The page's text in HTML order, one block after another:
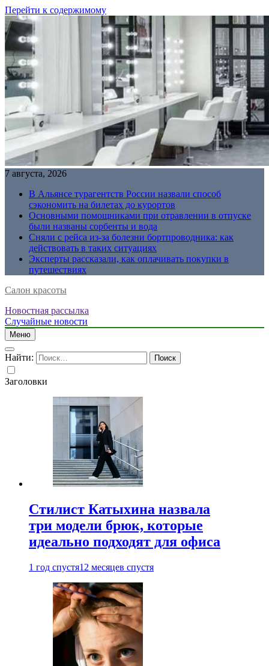
Перейти к содержимому
7 августа, 2026
В Альянсе турагентств России назвали способ
сэкономить на билетах до курортов
Основными помощниками при отравлении в отпуске
были названы сорбенты и вода
Сняли с рейса из-за болезни бортпроводника: как
действовать в таких ситуациях
Эксперты рассказали, как оплачивать покупки в
путешествиях
Салон красоты
Новостная рассылка
Случайные новости
Меню
Найти:
Заголовки
Стилист Катыхина назвала
три модели брюк, которые
идеально подходят для офиса
1 год спустя12 месяцев спустя